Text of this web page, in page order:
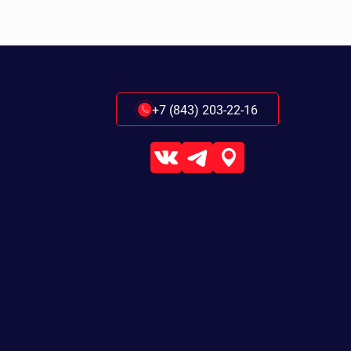
+7 (843) 203-22-16